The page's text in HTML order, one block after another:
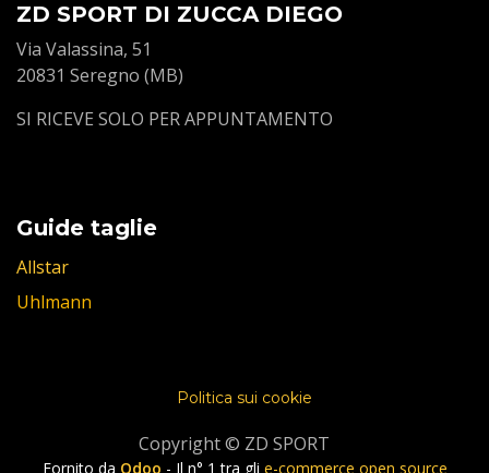
ZD SPORT DI ZUCCA DIEGO
Via Valassina, 51
20831 Seregno (MB)
SI RICEVE SOLO PER APPUNTAMENTO
Guide taglie
Allstar
Uhlmann
Politica sui cookie
Copyright © ZD SPORT
Fornito da Odoo - Il n° 1 tra gli e-commerce open source